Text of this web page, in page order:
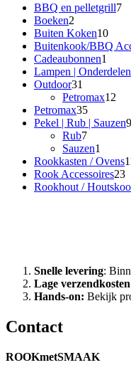
BBQ en pelletgrill77
Boeken2
producten
Buiten Koken1010
Buitenkook/BBQ
Cadeaubonnen1
Lampen | Onderdelen
Outdoor31
producten
Petromax12
Petromax3535
producten
Pekel | Rub | Sauzen9
Rub77
producten
Sauzen1
Rookkasten / Ovens
Rook Accessoires2323
Rookhout /
Snelle levering:
Lage verzendkosten
Hands-on: Bekijk
Contact
ROOKmetSMAAK